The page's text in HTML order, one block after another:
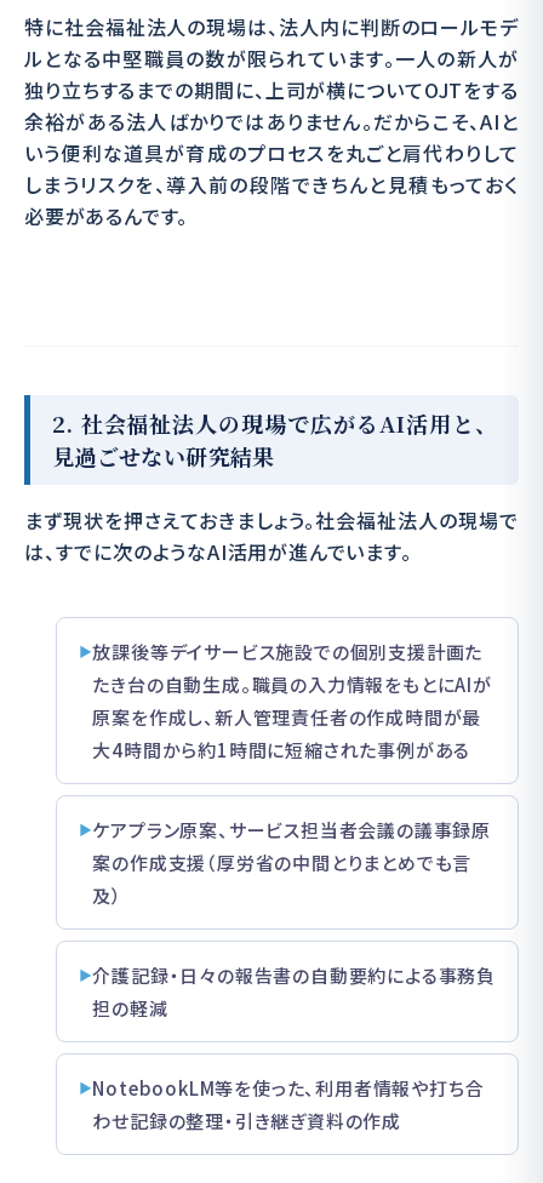
特に社会福祉法人の現場は、法人内に判断のロールモデ
ルとなる中堅職員の数が限られています。一人の新人が
独り立ちするまでの期間に、上司が横についてOJTをする
余裕がある法人ばかりではありません。だからこそ、AIと
いう便利な道具が育成のプロセスを丸ごと肩代わりして
しまうリスクを、導入前の段階できちんと見積もっておく
必要があるんです。
2. 社会福祉法人の現場で広がるAI活用と、
見過ごせない研究結果
まず現状を押さえておきましょう。社会福祉法人の現場で
は、すでに次のようなAI活用が進んでいます。
放課後等デイサービス施設での個別支援計画た
たき台の自動生成。職員の入力情報をもとにAIが
原案を作成し、新人管理責任者の作成時間が最
大4時間から約1時間に短縮された事例がある
ケアプラン原案、サービス担当者会議の議事録原
案の作成支援（厚労省の中間とりまとめでも言
及）
介護記録・日々の報告書の自動要約による事務負
担の軽減
NotebookLM等を使った、利用者情報や打ち合
わせ記録の整理・引き継ぎ資料の作成